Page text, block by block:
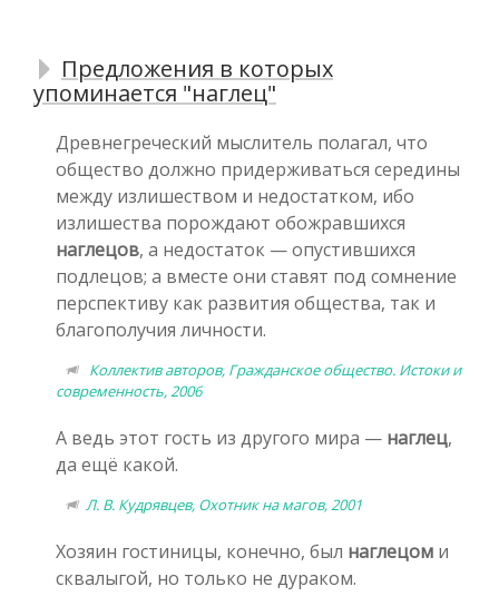
Предложения в которых
упоминается "наглец"
Древнегреческий мыслитель полагал, что
общество должно придерживаться середины
между излишеством и недостатком, ибо
излишества порождают обожравшихся
наглецов, а недостаток — опустившихся
подлецов; а вместе они ставят под сомнение
перспективу как развития общества, так и
благополучия личности.
Коллектив авторов, Гражданское общество. Истоки и
современность, 2006
А ведь этот гость из другого мира — наглец,
да ещё какой.
Л. В. Кудрявцев, Охотник на магов, 2001
Хозяин гостиницы, конечно, был наглецом и
сквалыгой, но только не дураком.